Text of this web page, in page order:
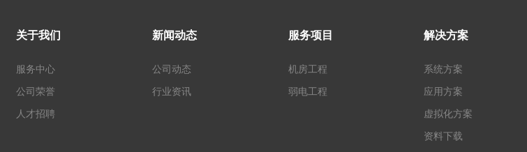
关于我们
服务中心
公司荣誉
人才招聘
新闻动态
公司动态
行业资讯
服务项目
机房工程
弱电工程
解决方案
系统方案
应用方案
虚拟化方案
资料下载